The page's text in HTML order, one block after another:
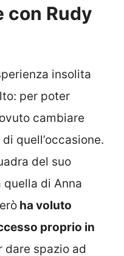
con Rudy
insolita
per poter
cambiare
quell’occasione.
del suo
quella di Anna
ha voluto
proprio in
dare spazio ad